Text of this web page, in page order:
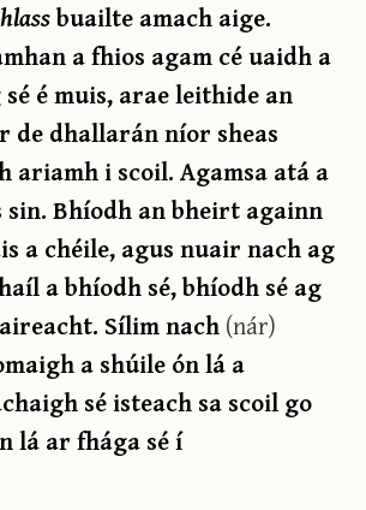
buailte amach aige.
a fhios agam cé uaidh a
é muis, arae leithide an
de dhallarán níor sheas
ariamh i scoil. Agamsa atá a
sin. Bhíodh an bheirt againn
a chéile, agus nuair nach ag
a bhíodh sé, bhíodh sé ag
Sílim nach(nár)
a shúile ón lá a
sé isteach sa scoil go
lá ar fhága sé í